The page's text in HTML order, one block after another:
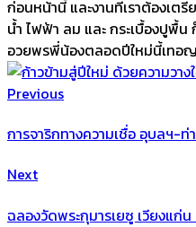
ก่อนหน้านี้ และงานที่เราต้องเต
น้ำ ไฟฟ้า ลม และ กระเบื้องปูพื้
อวยพรพี่น้องตลอดปีใหม่นี้เทอญ
Previous
การจาริกทางความเชื่อ อุบลฯ-ท่
Next
ฉลองวัดพระกุมารเยซู เวียงแก่น